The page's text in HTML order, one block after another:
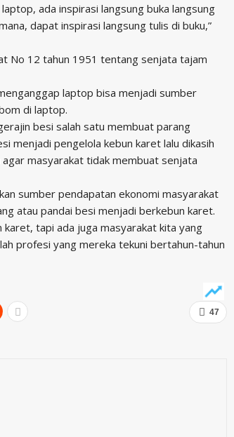
ada inspirasi langsung buka langsung
dapat inspirasi langsung tulis di buku,”
No 12 tahun 1951 tentang senjata tajam
laptop bisa menjadi sumber
di laptop.
besi salah satu membuat parang
menjadi pengelola kebun karet lalu dikasih
masyarakat tidak membuat senjata
sumber pendapatan ekonomi masyarakat
atau pandai besi menjadi berkebun karet.
karet, tapi ada juga masyarakat kita yang
profesi yang mereka tekuni bertahun-tahun
47